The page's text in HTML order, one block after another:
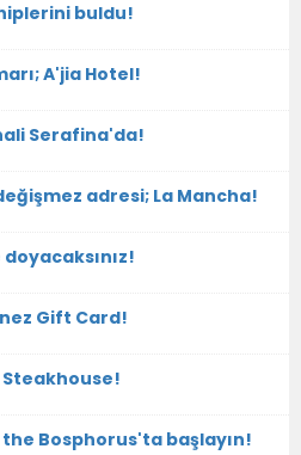
buldu!
A'jia Hotel!
Serafina'da!
adresi; La Mancha!
Gift Card!
Bosphorus'ta başlayın!